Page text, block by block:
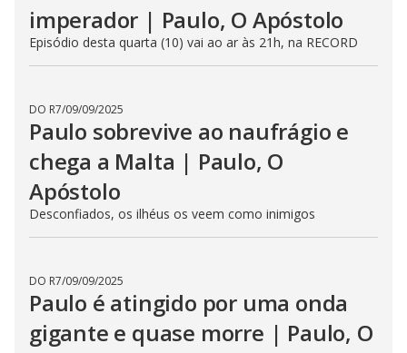
imperador | Paulo, O Apóstolo
Episódio desta quarta (10) vai ao ar às 21h, na RECORD
DO R7/09/09/2025
Paulo sobrevive ao naufrágio e
chega a Malta | Paulo, O
Apóstolo
Desconfiados, os ilhéus os veem como inimigos
DO R7/09/09/2025
Paulo é atingido por uma onda
gigante e quase morre | Paulo, O